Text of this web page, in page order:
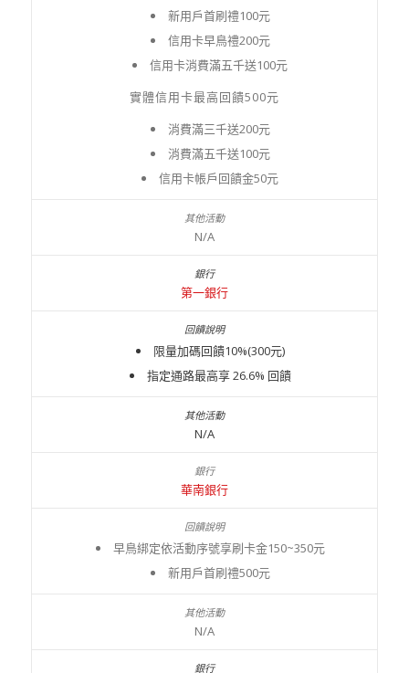
新用戶首刷禮100元
信用卡早鳥禮200元
信用卡消費滿五千送100元
實體信用卡最高回饋500元
消費滿三千送200元
消費滿五千送100元
信用卡帳戶回饋金50元
N/A
第一銀行
限量加碼回饋10%(300元)
指定通路最高享 26.6% 回饋
N/A
華南銀行
早鳥綁定依活動序號享刷卡金150~350元
新用戶首刷禮500元
N/A